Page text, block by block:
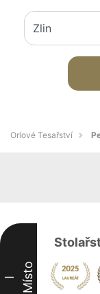
Orlové Tesařství
I Místo